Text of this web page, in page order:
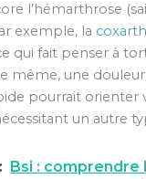
l’hémarthrose
exemple, la
qui fait penser à
même, une douleur
pourrait orienter
un autre
Bsi :